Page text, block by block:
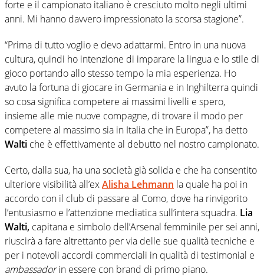
forte e il campionato italiano è cresciuto molto negli ultimi
anni. Mi hanno davvero impressionato la scorsa stagione”.
“Prima di tutto voglio e devo adattarmi. Entro in una nuova
cultura, quindi ho intenzione di imparare la lingua e lo stile di
gioco portando allo stesso tempo la mia esperienza. Ho
avuto la fortuna di giocare in Germania e in Inghilterra quindi
so cosa significa competere ai massimi livelli e spero,
insieme alle mie nuove compagne, di trovare il modo per
competere al massimo sia in Italia che in Europa”, ha detto
Walti che è effettivamente al debutto nel nostro campionato.
Certo, dalla sua, ha una società già solida e che ha consentito
ulteriore visibilità all’exAlisha Lehmann la quale ha poi in
accordo con il club di passare al Como, dove ha rinvigorito
l’entusiasmo e l’attenzione mediatica sull’intera squadra. Lia
Walti, capitana e simbolo dell’Arsenal femminile per sei anni,
riuscirà a fare altrettanto per via delle sue qualità tecniche e
per i notevoli accordi commerciali in qualità di testimonial e
ambassadorin essere con brand di primo piano.